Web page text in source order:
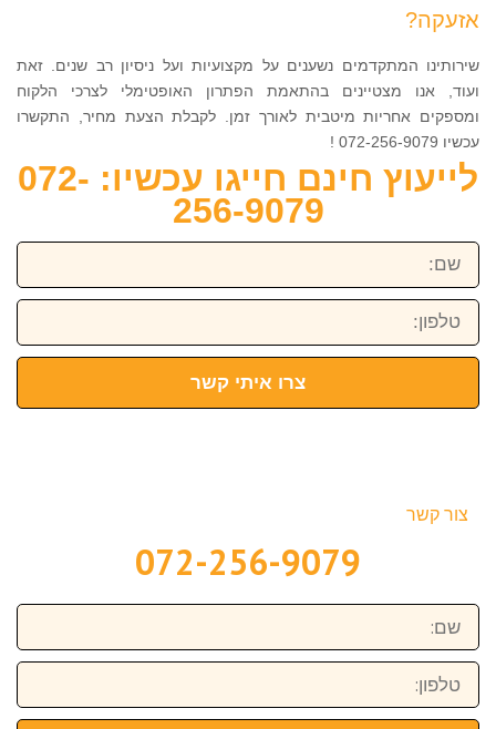
אזעקה?
שירותינו המתקדמים נשענים על מקצועיות ועל ניסיון רב שנים. זאת
ועוד, אנו מצטיינים בהתאמת הפתרון האופטימלי לצרכי הלקוח
ומספקים אחריות מיטבית לאורך זמן. לקבלת הצעת מחיר, התקשרו
עכשיו 072-256-9079 !
לייעוץ חינם חייגו עכשיו: 072-
256-9079
שם:
טלפון:
צרו איתי קשר
צור קשר
072-256-9079
שם:
טלפון: